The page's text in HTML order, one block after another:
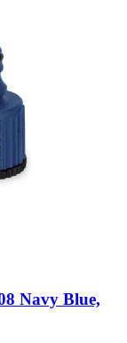
Navy Blue,